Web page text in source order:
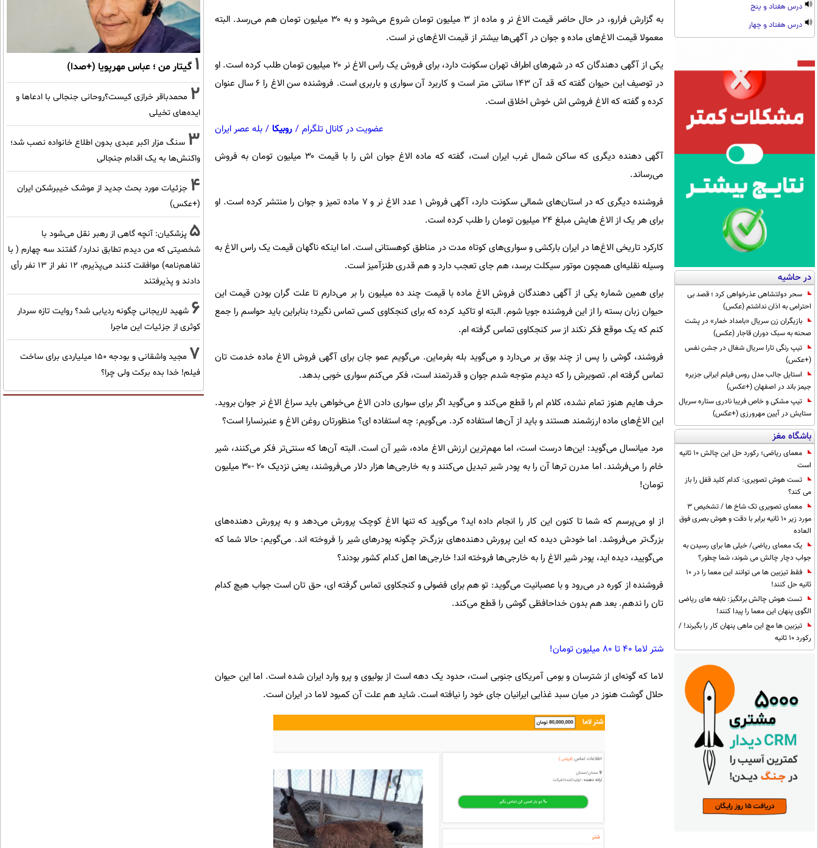
درس هفتاد و پنج
درس هفتاد و چهار
در حاشیه
سحر دولتشاهی عذرخواهی کرد ؛ قصد بی
احترامی به اذان نداشتم (عکس)
بازیگران زن سریال «بامداد خمار» در پشت
صحنه به سبک دوران قاجار (عکس)
تیپ رنگی تارا سریال شغال در جشن نفس
(+عکس)
استایل جالب مدل روس فیلم ایرانی جزیره
جیمز باند در اصفهان (+عکس)
تیپ مشکی و خاص فریبا نادری ستاره سریال
ستایش در آیین مهرورزی (+عکس)
باشگاه مغز
معمای ریاضی؛ رکورد حل این چالش 10 ثانیه
است
تست هوش تصویری: کدام کلید قفل را باز
می کند؟
معمای تصویری تک شاخ ها / تشخیص 3
مورد زیر 10 ثانیه برابر با دقت و هوش بصری فوق
العاده
یک معمای ریاضی/ خیلی ها برای رسیدن به
جواب دچار چالش می شوند، شما چطور؟
فقط تیزبین ها می توانند این معما را در 10
ثانیه حل کنند!
تست هوش چالش برانگیز: نابغه های ریاضی
الگوی پنهان این معما را پیدا کنند!
تیزبین ها مچ این ماهی پنهان کار را بگیرند! /
رکورد 10 ثانیه
به گزارش فرارو، در حال حاضر قیمت الاغ نر و ماده از ۳ میلیون تومان شروع می‌شود و به ۳۰ میلیون تومان هم می‌رسد. البته
معمولا قیمت الاغ‌های ماده و جوان در آگهی‌ها بیشتر از قیمت الاغ‌های نر است.
یکی از آگهی دهندگان که در شهر‌های اطراف تهران سکونت دارد، برای فروش یک راس الاغ نر ۲۰ میلیون تومان طلب کرده است. او
در توصیف این حیوان گفته که قد آن ۱۴۳ سانتی متر است و کاربرد آن سواری و باربری است. فروشنده سن الاغ را ۶ سال عنوان
کرده و گفته که الاغ فروشی اش خوش اخلاق است.
عضویت در کانال تلگرام / روبیکا / بله عصر ایران
آگهی دهنده دیگری که ساکن شمال غرب ایران است، گفته که ماده الاغ جوان اش را با قیمت ۳۰ میلیون تومان به فروش
می‌رساند.
فروشنده دیگری که در استان‌های شمالی سکونت دارد، آگهی فروش ۱ عدد الاغ نر و ۷ ماده تمیز و جوان را منتشر کرده است. او
برای هر یک از الاغ هایش مبلغ ۲۴ میلیون تومان را طلب کرده است.
کارکرد تاریخی الاغ‌ها در ایران بارکشی و سواری‌های کوتاه مدت در مناطق کوهستانی است. اما اینکه ناگهان قیمت یک راس الاغ به
وسیله نقلیه‌ای همچون موتور سیکلت برسد، هم جای تعجب دارد و هم قدری طنزآمیز است.
برای همین شماره یکی از آگهی دهندگان فروش الاغ ماده با قیمت چند ده میلیون را بر می‌دارم تا علت گران بودن قیمت این
حیوان زبان بسته را از این فروشنده جویا شوم. البته او تاکید کرده که برای کنجکاوی کسی تماس نگیرد؛ بنابراین باید حواسم را جمع
کنم که یک موقع فکر نکند از سر کنجکاوی تماس گرفته ام.
فروشند، گوشی را پس از چند بوق بر می‌دارد و می‌گوید بله بفرماین. می‌گویم عمو جان برای آگهی فروش الاغ ماده خدمت تان
تماس گرفته ام. تصویرش را که دیدم متوجه شدم جوان و قدرتمند است، فکر می‌کنم سواری خوبی بدهد.
حرف هایم هنوز تمام نشده، کلام ام را قطع می‌کند و می‌گوید اگر برای سواری دادن الاغ می‌خواهی باید سراغ الاغ نر جوان بروید.
این الاغ‌های ماده ارزشمند هستند و باید از آن‌ها استفاده کرد. می‌گویم: چه استفاده ای؟ منظورتان روغن الاغ و عنبرنسارا است؟
مرد میانسال می‌گوید: این‌ها درست است، اما مهم‌ترین ارزش الاغ ماده، شیر آن است. البته آن‌ها که سنتی‌تر فکر می‌کنند، شیر
خام را می‌فرشند. اما مدرن تر‌ها آن را به پودر شیر تبدیل می‌کنند و به خارجی‌ها هزار دلار می‌فروشند، یعنی نزدیک ۲۰ -۳۰ میلیون
تومان!
از او می‌پرسم که شما تا کنون این کار را انجام داده اید؟ می‌گوید که تنها الاغ کوچک پرورش می‌دهد و به پرورش دهنده‌های
بزرگ‌تر می‌فروشد. اما خودش دیده که این پرورش دهنده‌های بزرگ‌تر چگونه پودر‌های شیر را فروخته اند. می‌گویم: حالا شما که
می‌گویید، دیده اید، پودر شیر الاغ را به خارجی‌ها فروخته اند! خارجی‌ها اهل کدام کشور بودند؟
فروشنده از کوره در می‌رود و با عصبانیت می‌گوید: تو هم برای فضولی و کنجکاوی تماس گرفته ای، حق تان است جواب هیچ کدام
تان را ندهم. بعد هم بدون خداحافظی گوشی را قطع می‌کند.
شتر لاما ۴۰ تا ۸۰ میلیون تومان!
لاما که گونه‌ای از شترسان و بومی آمریکای جنوبی است، حدود یک دهه است از بولیوی و پرو وارد ایران شده است. اما این حیوان
حلال گوشت هنوز در میان سبد غذایی ایرانیان جای خود را نیافته است. شاید هم علت آن کمبود لاما در ایران است.
1 گیتار من ؛ عباس مهرپویا (+صدا)
2 محمدباقر خرازی کیست؟روحانی جنجالی با ادعاها و
ایده‌های تخیلی
3 سنگ مزار اکبر عبدی بدون اطلاع خانواده نصب شد؛
واکنش‌ها به یک اقدام جنجالی
4 جزئیات مورد بحث جدید از موشک خیبرشکن ایران
(+عکس)
5 پزشکیان‌: آنچه گاهی از رهبر نقل می‌شود با
شخصیتی که من دیدم تطابق ندارد/ گفتند سه چهارم ( با
تفاهم‌نامه) موافقت کنند می‌پذیرم، 12 نفر از 13 نفر رأی
دادند و پذیرفتند
6 شهید لاریجانی چگونه ردیابی شد؟ روایت تازه سردار
کوثری از جزئیات این ماجرا
7
مجید واشقانی و بودجه 150 میلیاردی برای ساخت
فیلم! خدا بده برکت ولی چرا؟